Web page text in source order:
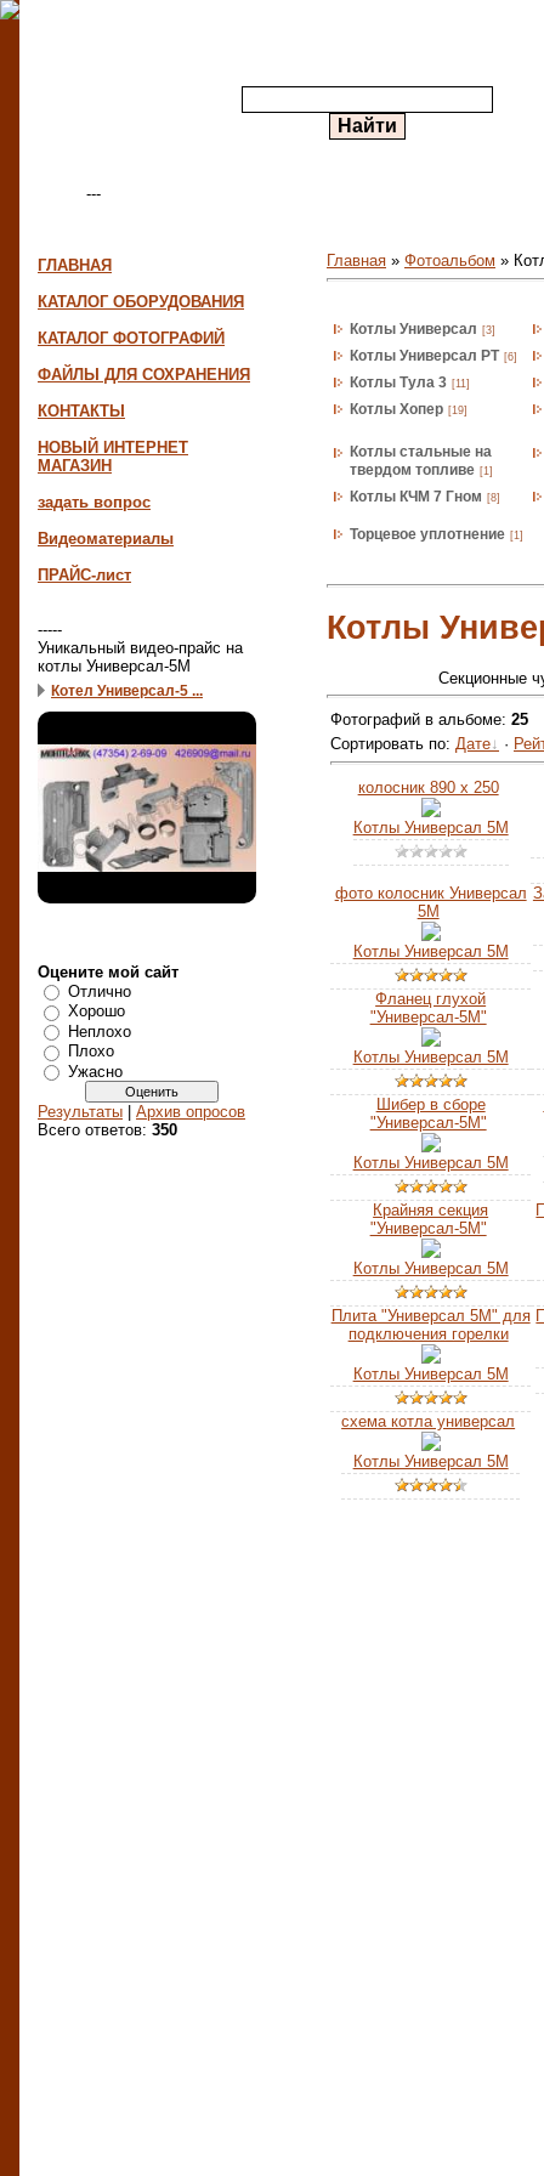
---
ГЛАВНАЯ
КАТАЛОГ ОБОРУДОВАНИЯ
КАТАЛОГ ФОТОГРАФИЙ
ФАЙЛЫ ДЛЯ СОХРАНЕНИЯ
КОНТАКТЫ
НОВЫЙ ИНТЕРНЕТ
МАГАЗИН
задать вопрос
Видеоматериалы
ПРАЙС-лист
-----
Уникальный видео-прайс на
котлы Универсал-5М
Котел Универсал-5 ...
Оцените мой сайт
Отлично
Хорошо
Неплохо
Плохо
Ужасно
Результаты
Архив опросов
Всего ответов: 350
Главная » Фотоальбом »
Котлы Универсал [3]
Котлы Универсал РТ [6]
Котлы Тула 3 [11]
Котлы Хопер [19]
Котлы стальные на
твердом топливе [1]
Котлы КЧМ 7 Гном [8]
Торцевое уплотнение [1]
Котлы
Секционные
Фотографий в альбоме: 25
Сортировать по: Дате ·
колосник 890 х 250
Котлы Универсал 5М
фото колосник Универсал
5М
Котлы Универсал 5М
Фланец глухой
"Универсал-5М"
Котлы Универсал 5М
Шибер в сборе
"Универсал-5М"
Котлы Универсал 5М
Крайняя секция
"Универсал-5М"
Котлы Универсал 5М
Плита "Универсал 5М" для
подключения горелки
Котлы Универсал 5М
схема котла универсал
Котлы Универсал 5М